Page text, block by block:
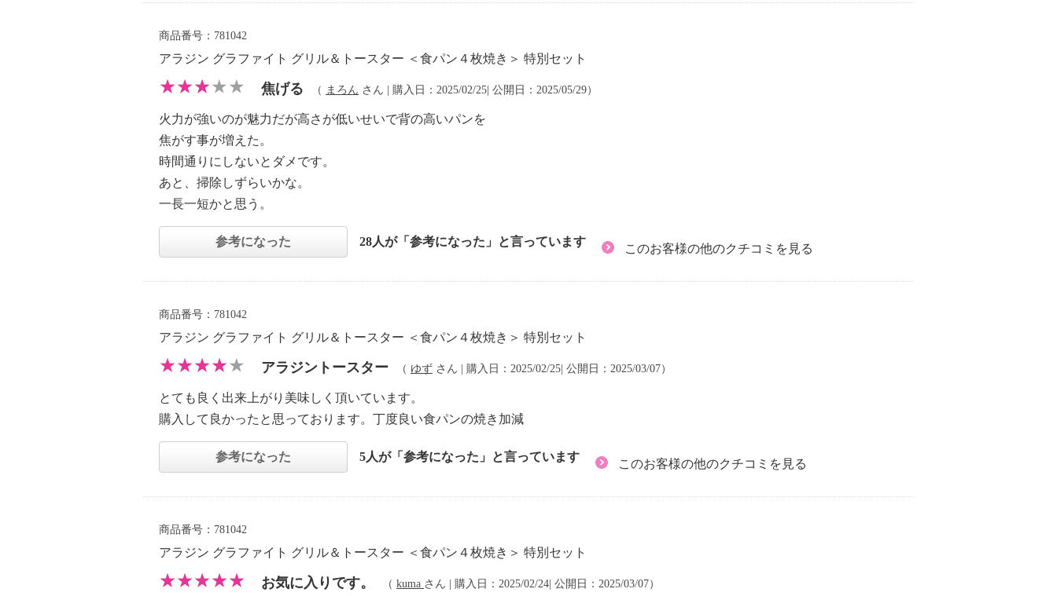
商品番号：781042
アラジン グラファイト グリル＆トースター ＜食パン４枚焼き＞ 特別セット
焦げる （ まろん さん | 購入日：2025/02/25| 公開日：2025/05/29）
火力が強いのが魅力だが高さが低いせいで背の高いパンを
焦がす事が増えた。
時間通りにしないとダメです。
あと、掃除しずらいかな。
一長一短かと思う。
参考になった 28人が「参考になった」と言っています
このお客様の他のクチコミを見る
商品番号：781042
アラジン グラファイト グリル＆トースター ＜食パン４枚焼き＞ 特別セット
アラジントースター （ ゆず さん | 購入日：2025/02/25| 公開日：2025/03/07）
とても良く出来上がり美味しく頂いています。
購入して良かったと思っております。丁度良い食パンの焼き加減
参考になった 5人が「参考になった」と言っています
このお客様の他のクチコミを見る
商品番号：781042
アラジン グラファイト グリル＆トースター ＜食パン４枚焼き＞ 特別セット
お気に入りです。 （ kuma さん | 購入日：2025/02/24| 公開日：2025/03/07）